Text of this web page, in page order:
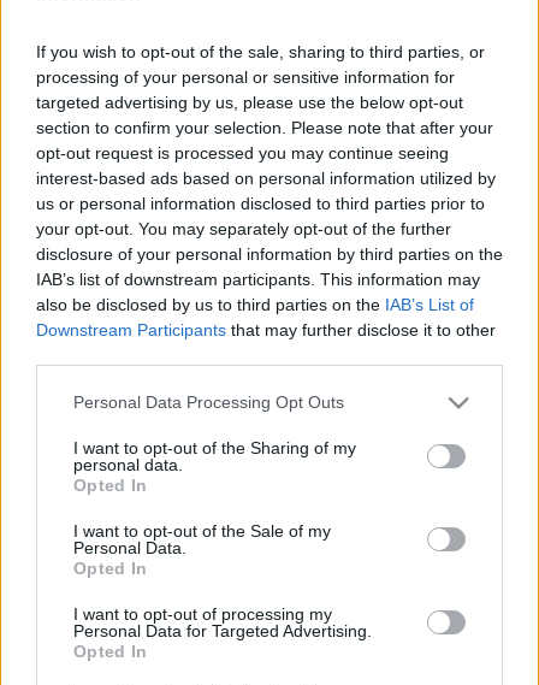
If you wish to opt-out of the sale, sharing to third parties, or
processing of your personal or sensitive information for
targeted advertising by us, please use the below opt-out
section to confirm your selection. Please note that after your
opt-out request is processed you may continue seeing
interest-based ads based on personal information utilized by
us or personal information disclosed to third parties prior to
your opt-out. You may separately opt-out of the further
disclosure of your personal information by third parties on the
IAB’s list of downstream participants. This information may
also be disclosed by us to third parties on the IAB’s List of
Downstream Participants that may further disclose it to other
Please note that this website/app uses one or more Google
not limited to your visit or usage behaviour. You may click to
grant or deny consent to Google and its third-party tags to
use your data for below specified purposes in below Google
consent section.
Personal Data Processing Opt Outs
I want to opt-out of the Sharing of my
personal data.
Opted In
I want to opt-out of the Sale of my
Personal Data.
Opted In
I want to opt-out of processing my
Personal Data for Targeted Advertising.
Opted In
korábban is karaokebáros gyilkosságok.
Leginkább Frank Sinatra My Way című dala
osztja meg a vendégeket annyira, hogy, aki
túlzásba viszi éneklését, az halálos veszélybe
sodorja magát, mivel a többség ki nem
állhatja ezt a számot. Hogy a mostani áldozat
mit énekelt, nem tudni.
Lavór
ETNOFON AZ I. ONIFESZT-EN